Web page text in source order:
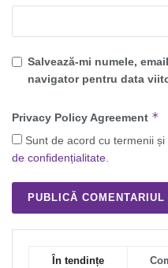
Salvează-mi numele,
navigator pentru data
Privacy Policy Agreement *
Sunt de acord cu termenii
de confidențialitate.
În tendințe